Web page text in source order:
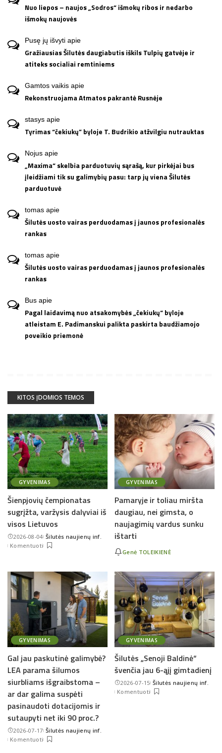
Nuo liepos – naujos „Sodros“ išmokų ribos ir nedarbo
išmokų naujovės
Pusę jų išvyti apie
Gražiausias Šilutės daugiabutis iškils Tulpių gatvėje ir
atiteks socialiai remtiniems
Gamtos vaikis apie
Rekonstruojama Atmatos pakrantė Rusnėje
stasys apie
Tyrimas “čekiukų” byloje T. Budrikio atžvilgiu nutrauktas
Nojus apie
„Maxima“ skelbia parduotuvių sąrašą, kur pirkėjai bus
įleidžiami tik su galimybių pasu: tarp jų viena Šilutės
parduotuvė
tomas apie
Šilutės uosto vairas perduodamas į jaunos profesionalės
rankas
tomas apie
Šilutės uosto vairas perduodamas į jaunos profesionalės
rankas
Bus apie
Pagal laidavimą nuo atsakomybės „čekiukų“ byloje
atleistam E. Padimanskui palikta paskirta baudžiamojo
poveikio priemonė
KITOS ĮDOMIOS TEMOS
GYVENIMAS
Šienpjovių čempionatas
sugrįžta, varžysis dalyviai iš
visos Lietuvos
2026-08-04Posted
by
Šilutės naujienų inf.
Komentuoti
GYVENIMAS
Pamaryje ir toliau miršta
daugiau, nei gimsta, o
naujagimių vardus sunku
ištarti
Genė TOLEIKIENĖ
GYVENIMAS
Gal jau paskutinė galimybė?
LEA parama šilumos
siurbliams išgraibstoma –
ar dar galima suspėti
pasinaudoti dotacijomis ir
sutaupyti net iki 90 proc.?
2026-07-17Posted
by
Šilutės naujienų inf.
Komentuoti
GYVENIMAS
Šilutės „Senoji Baldinė“
švenčia jau 6-ąjį gimtadienį
2026-07-15Posted
by
Šilutės naujienų inf.
Komentuoti